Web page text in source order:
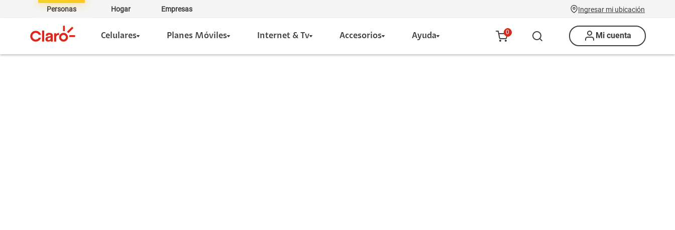
Personas Hogar Empresas Ingresar mi ubicación
Celulares Planes Móviles Internet & Tv Accesorios Ayuda 0 Mi cuenta